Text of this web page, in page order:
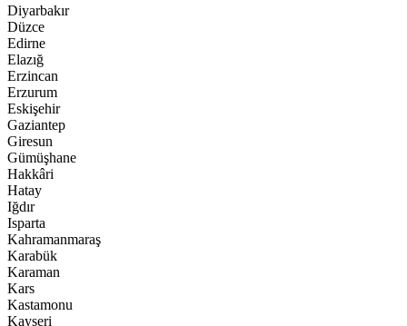
Diyarbakır
Düzce
Edirne
Elazığ
Erzincan
Erzurum
Eskişehir
Gaziantep
Giresun
Gümüşhane
Hakkâri
Hatay
Iğdır
Isparta
Kahramanmaraş
Karabük
Karaman
Kars
Kastamonu
Kayseri